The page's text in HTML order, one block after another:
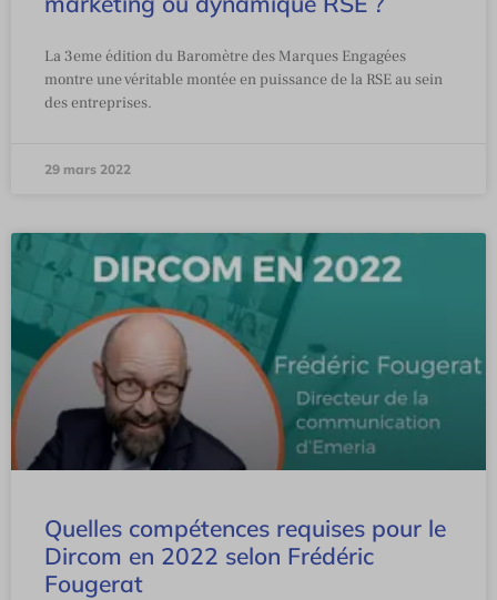
La 3eme édition du Baromètre des Marques Engagées
montre une véritable montée en puissance de la RSE au sein
des entreprises.
29 mars 2022
Quelles compétences requises pour le
Dircom en 2022 selon Frédéric
Fougerat